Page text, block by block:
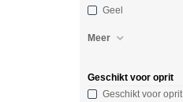
Geel
Meer
Geschikt voor oprit
Geschikt voor oprit